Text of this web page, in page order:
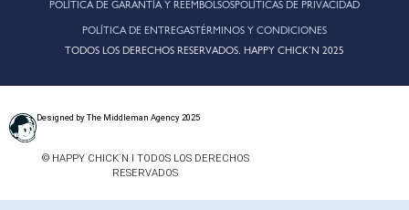
TODOS LOS DERECHOS RESERVADOS. HAPPY CHICK’N 2025
POLÍTICA DE GARANTÍA Y REEMBOLSOSPOLÍTICAS DE PRIVACIDAD
POLÍTICA DE ENTREGAS TÉRMINOS Y CONDICIONES
Designed by The Middleman Agency 2025
© HAPPY CHICK´N I TODOS LOS DERECHOS
RESERVADOS